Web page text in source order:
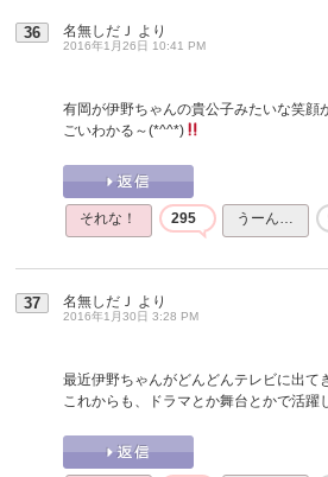
36 名無しだＪ より
2016年1月26日 10:41 PM
有岡が伊野ちゃんの貴公子みたいな笑顔
ごいわかる～(*^^*)
それな！ 295 うーん…
37 名無しだＪ より
2016年1月30日 3:28 PM
最近伊野ちゃんがどんどんテレビに出
これからも、ドラマとか舞台とかで活躍